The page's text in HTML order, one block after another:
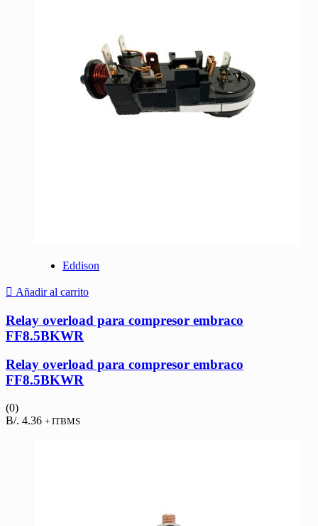
Eddison
Añadir al carrito
Relay overload para compresor embraco
FF8.5BKWR
Relay overload para compresor embraco
FF8.5BKWR
(0)
B/. 4.36 + ITBMS